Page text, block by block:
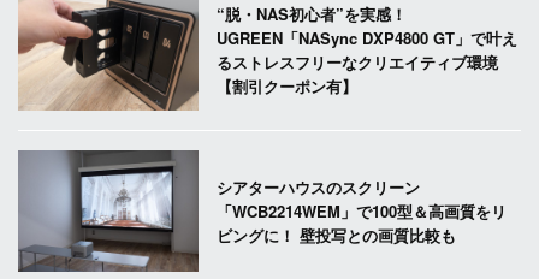
“脱・NAS初心者”を実感！
UGREEN「NASync DXP4800 GT」で叶え
るストレスフリーなクリエイティブ環境
【割引クーポン有】
シアターハウスのスクリーン
「WCB2214WEM」で100型＆高画質をリ
ビングに！ 壁投写との画質比較も